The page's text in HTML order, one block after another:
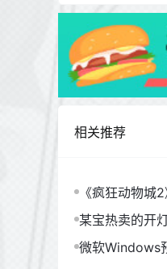
相关推荐
《疯狂动物城
某宝热卖的开
微软Windows